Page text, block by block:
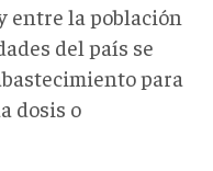
entre la población
del país se
para
dosis o